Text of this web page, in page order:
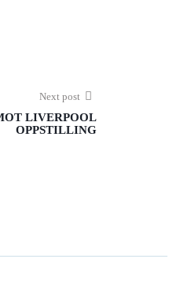
Next post
LIVERPOOL
OPPSTILLING